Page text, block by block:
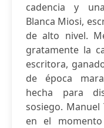
cadencia y
Blanca Miosi,
de alto nivel.
gratamente la
escritora,
de época
hecha para
sosiego. Manuel
en el